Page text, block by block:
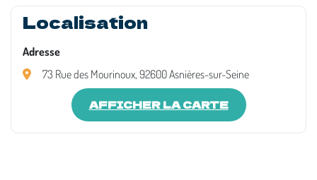
Localisation
Adresse
73 Rue des Mourinoux, 92600 Asnières-sur-Seine
AFFICHER LA CARTE